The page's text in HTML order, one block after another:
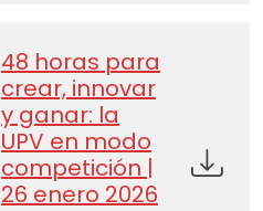
48 horas para
crear, innovar
y ganar: la
UPV en modo
competición |
26 enero 2026